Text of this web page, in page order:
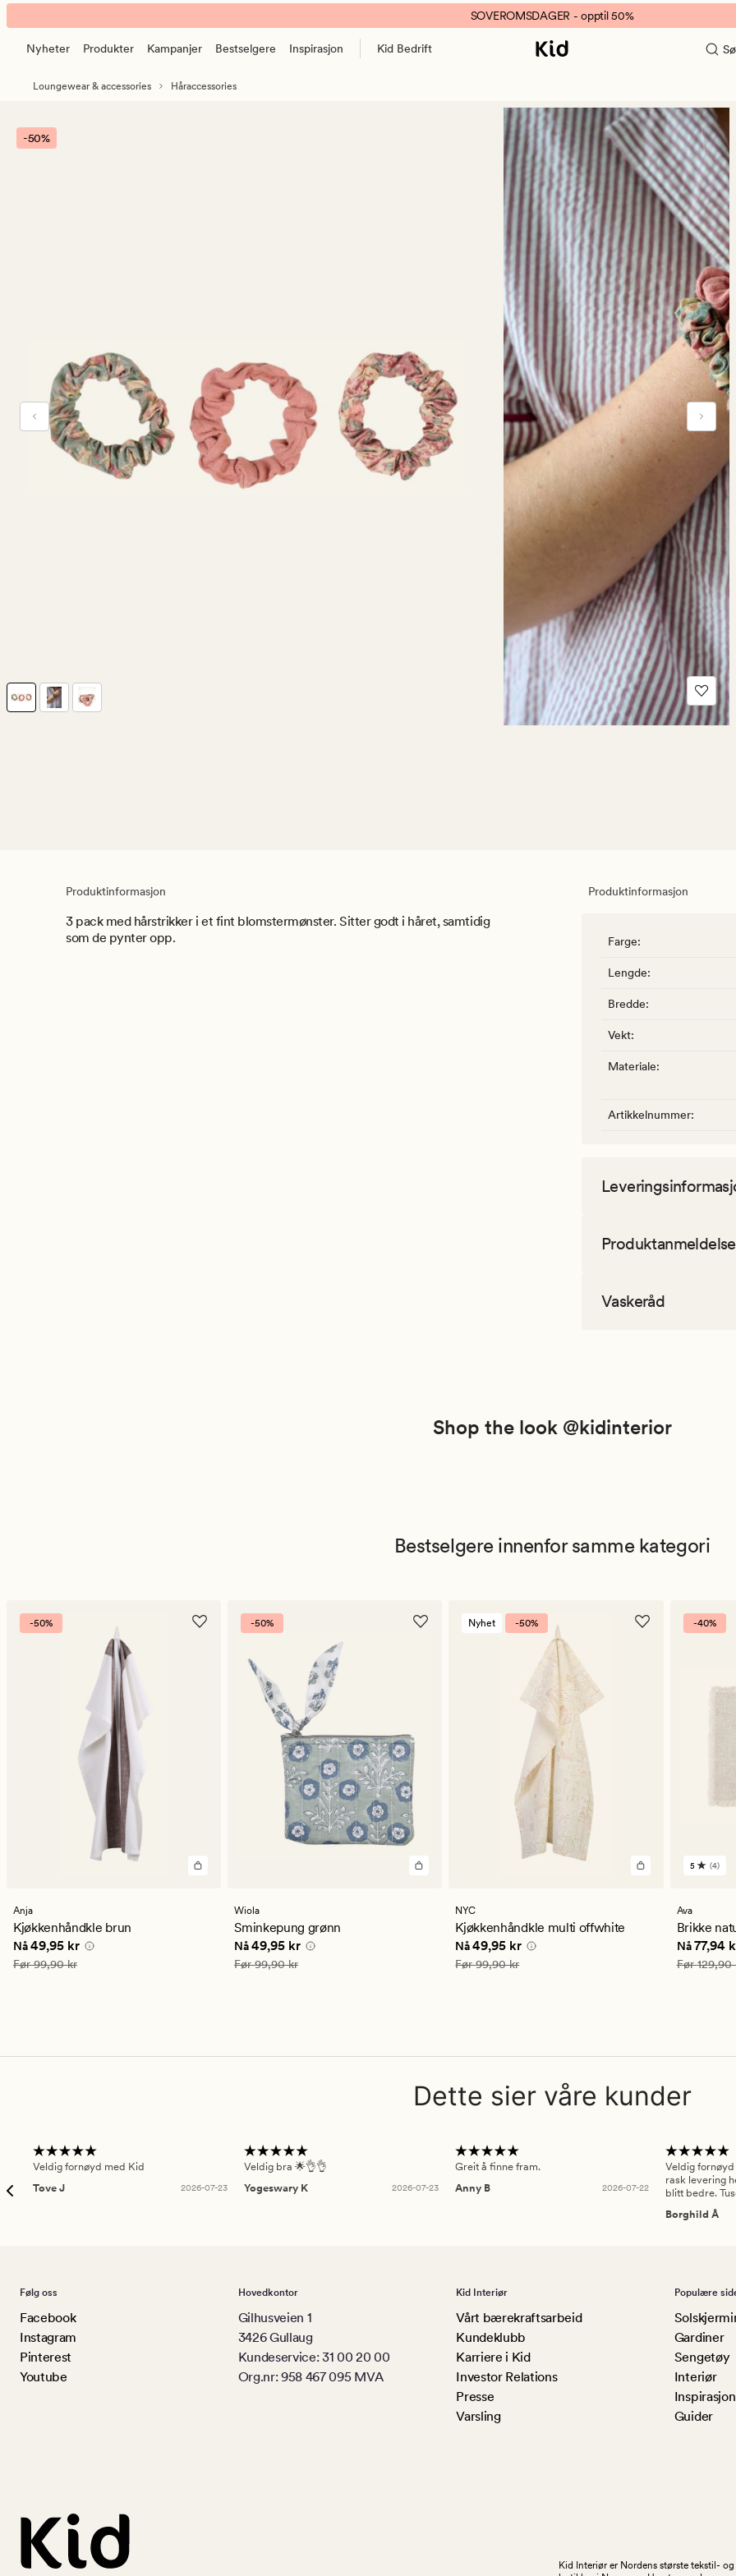
Linnen
pack
banner.
Klikk
pause.
SOVEROMSDAGER - opptil 50%
Nyheter Produkter Kampanjer Bestselgere Inspirasjon Kid Bedrift
Loungewear & accessories Håraccessories
-50%
Produktinformasjon
3 pack med hårstrikker i et fint blomstermønster. Sitter godt i håret, samtidig
som de pynter opp.
Produktinformasjon
Farge:
Lengde:
Bredde:
Vekt:
Materiale:
Artikkelnummer:
Vaskeråd
Shop the look @kidinterior
Bestselgere innenfor samme kategori
-50%
Anja
Kjøkkenhåndkle brun
Nåværende pris
Nå49,95 kr
Vanlig pris 99,90 kr
Før99,90 kr
-50%
Wiola
Sminkepung grønn
Nåværende pris
Nå49,95 kr
Vanlig pris 99,90 kr
Før99,90 kr
Nyhet -50%
NYC
Kjøkkenhåndkle multi offwhite
Nåværende pris
Nå 49,95 kr
Vanlig pris 99,90 kr
Før99,90 kr
-40%
4
en
på
5
5 (4)
Ava
Brikke
Nå 77,94
Vanlig pris
Før129,90
Dette sier våre kunder
Veldig fornøyd med Kid
Tove J
2026-07-23
Veldig bra 🌟👌👌
Yogeswary K
2026-07-23
Greit å finne fram.
Anny B
2026-07-22
Veldig
rask levering
blitt bedre.
Borghild Å
Følg oss
Facebook
Instagram
Pinterest
Youtube
Hovedkontor
Gilhusveien 1
3426 Gullaug
Kundeservice: 31 00 20 00
Org.nr: 958 467 095 MVA
Kid Interiør
Vårt bærekraftsarbeid
Kundeklubb
Karriere i Kid
Investor Relations
Presse
Varsling
Populære
Gardiner
Sengetøy
Interiør
Inspirasjon
Guider
Kid Interiør er Nordens største tekstil-